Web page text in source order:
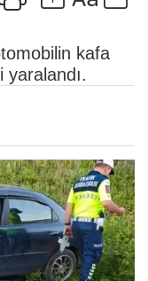
kafa
yaralandı.